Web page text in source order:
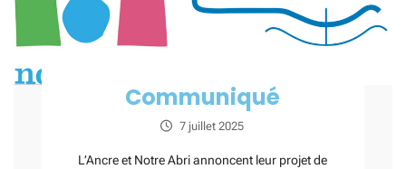
Communiqué
7 juillet 2025
L’Ancre et Notre Abri annoncent leur projet de